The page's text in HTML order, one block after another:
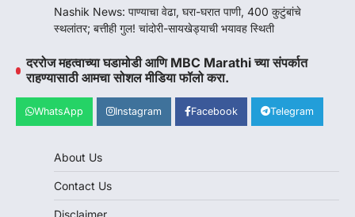
Nashik News: पाण्याचा वेढा, घरा-घरात पाणी, 400 कुटुंबांचे
स्थलांतर; बत्तीही गुल! चांदोरी-सायखेड्याची भयावह स्थिती
दररोज महत्वाच्या घडामोडी आणि MBC Marathi च्या संपर्कात
राहण्यासाठी आमचा सोशल मीडिया फॉलो करा.
WhatsApp Instagram Facebook Telegram
About Us
Contact Us
Disclaimer